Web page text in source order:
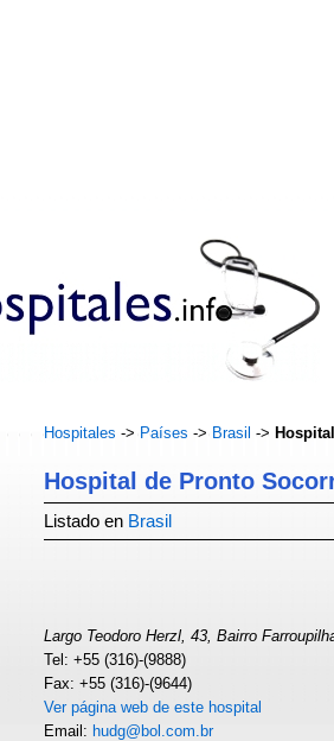
Hospitales -> Países -> Brasil ->
Hospital de Pronto
Listado en Brasil
Largo Teodoro Herzl, 43, Bairro
Tel: +55 (316)-(9888)
Fax: +55 (316)-(9644)
Ver página web de este hospital
Email: hudg@bol.com.br